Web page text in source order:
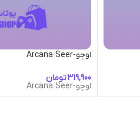
اوچو-Arcana Seer
تومان
اوچو-Arcana Seer